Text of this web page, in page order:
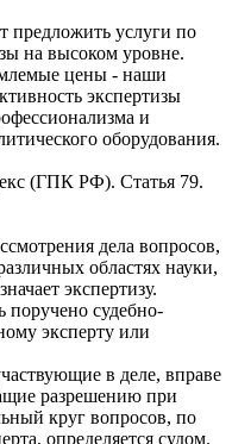
предложить услуги по
на высоком уровне.
цены - наши
экспертизы
и
оборудования.
(ГПК РФ). Статья 79.
дела вопросов,
областях науки,
экспертизу.
поручено судебно-
эксперту или
в деле, вправе
разрешению при
круг вопросов, по
определяется судом.